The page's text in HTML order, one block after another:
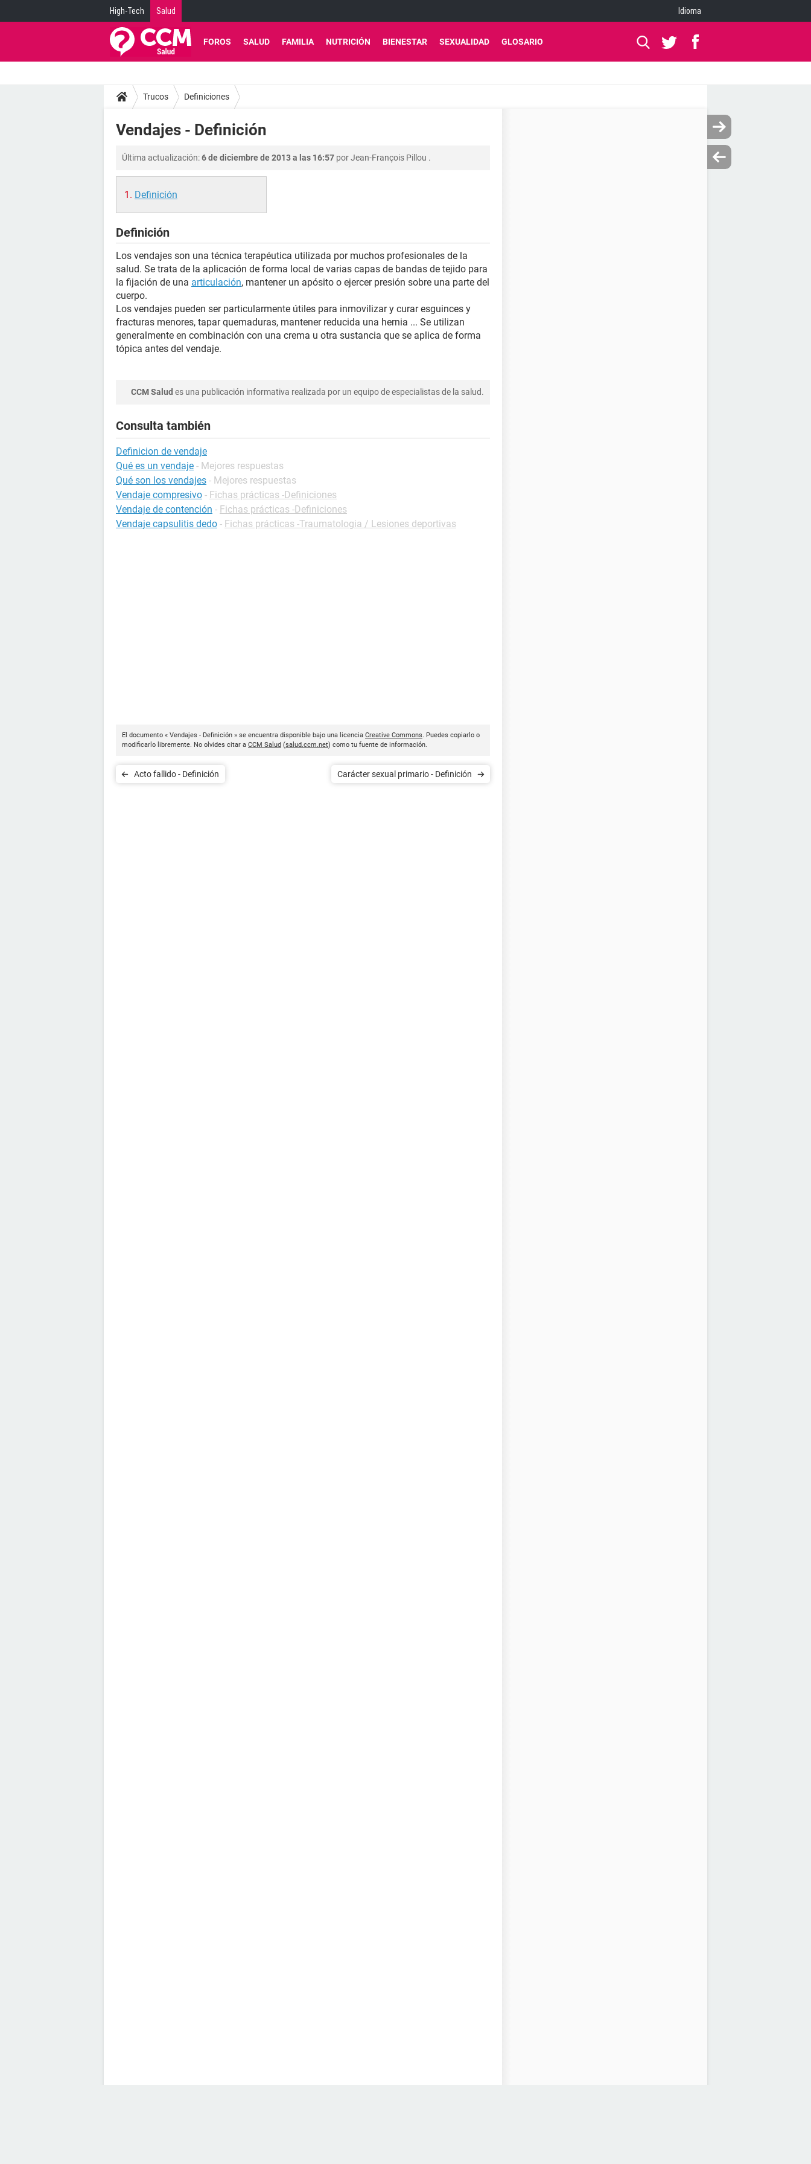
High-Tech Salud Idioma
FOROS SALUD FAMILIA NUTRICIÓN BIENESTAR SEXUALIDAD GLOSARIO
Trucos Definiciones
Vendajes - Definición
Última actualización:6 de diciembre de 2013 a las 16:57 porJean-François Pillou .
Definición
Definición
Los vendajes son una técnica terapéutica utilizada por muchos profesionales de la
salud. Se trata de la aplicación de forma local de varias capas de bandas de tejido para
la fijación de una articulación, mantener un apósito o ejercer presión sobre una parte del
cuerpo.
Los vendajes pueden ser particularmente útiles para inmovilizar y curar esguinces y
fracturas menores, tapar quemaduras, mantener reducida una hernia ... Se utilizan
generalmente en combinación con una crema u otra sustancia que se aplica de forma
tópica antes del vendaje.
CCM Salud es una publicación informativa realizada por un equipo de especialistas de la salud.
Consulta también
Definicion de vendaje
Qué es un vendaje - Mejores respuestas
Qué son los vendajes - Mejores respuestas
Vendaje compresivo - Fichas prácticas -Definiciones
Vendaje de contención - Fichas prácticas -Definiciones
Vendaje capsulitis dedo - Fichas prácticas -Traumatologia / Lesiones deportivas
El documento « Vendajes - Definición » se encuentra disponible bajo una licencia Creative Commons. Puedes copiarlo o
modificarlo libremente. No olvides citar a CCM Salud (salud.ccm.net) como tu fuente de información.
Acto fallido - Definición Carácter sexual primario - Definición